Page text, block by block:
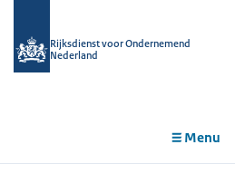
Rijksdienst voor Ondernemend
Nederland
Menu